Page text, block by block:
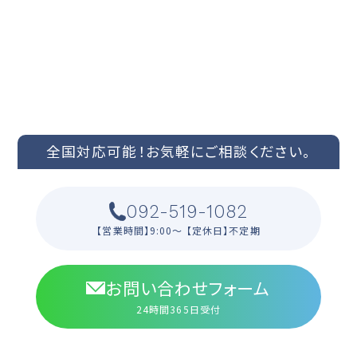
全国対応可能！ お気軽にご相談ください。
092-519-1082
【営業時間】9:00〜 【定休日】不定期
お問い合わせフォーム
24時間365日受付